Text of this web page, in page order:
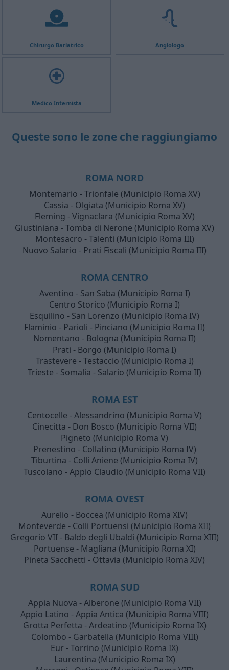
Chirurgo Bariatrico Angiologo
Medico Internista
Queste sono le zone che raggiungiamo
ROMA NORD
Montemario - Trionfale (Municipio Roma XV)
Cassia - Olgiata (Municipio Roma XV)
Fleming - Vignaclara (Municipio Roma XV)
Giustiniana - Tomba di Nerone (Municipio Roma XV)
Montesacro - Talenti (Municipio Roma III)
Nuovo Salario - Prati Fiscali (Municipio Roma III)
ROMA CENTRO
Aventino - San Saba (Municipio Roma I)
Centro Storico (Municipio Roma I)
Esquilino - San Lorenzo (Municipio Roma IV)
Flaminio - Parioli - Pinciano (Municipio Roma II)
Nomentano - Bologna (Municipio Roma II)
Prati - Borgo (Municipio Roma I)
Trastevere - Testaccio (Municipio Roma I)
Trieste - Somalia - Salario (Municipio Roma II)
ROMA EST
Centocelle - Alessandrino (Municipio Roma V)
Cinecitta - Don Bosco (Municipio Roma VII)
Pigneto (Municipio Roma V)
Prenestino - Collatino (Municipio Roma IV)
Tiburtina - Colli Aniene (Municipio Roma IV)
Tuscolano - Appio Claudio (Municipio Roma VII)
ROMA OVEST
Aurelio - Boccea (Municipio Roma XIV)
Monteverde - Colli Portuensi (Municipio Roma XII)
Gregorio VII - Baldo degli Ubaldi (Municipio Roma XIII)
Portuense - Magliana (Municipio Roma XI)
Pineta Sacchetti - Ottavia (Municipio Roma XIV)
ROMA SUD
Appia Nuova - Alberone (Municipio Roma VII)
Appio Latino - Appia Antica (Municipio Roma VIII)
Grotta Perfetta - Ardeatino (Municipio Roma IX)
Colombo - Garbatella (Municipio Roma VIII)
Eur - Torrino (Municipio Roma IX)
Laurentina (Municipio Roma IX)